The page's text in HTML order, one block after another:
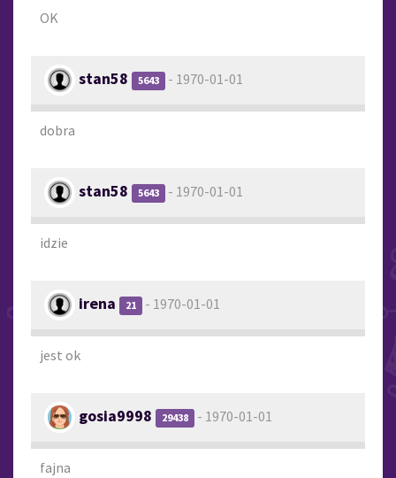
OK
stan58 5643 - 1970-01-01
dobra
stan58 5643 - 1970-01-01
idzie
irena 21 - 1970-01-01
jest ok
gosia9998 29438 - 1970-01-01
fajna